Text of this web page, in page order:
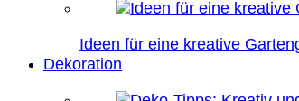
Ideen für eine kreative
Dekoration